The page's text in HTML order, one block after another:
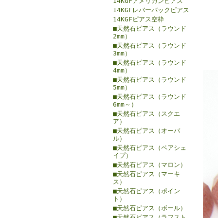
14KGFレバーバックピアス
14KGFピアス空枠
■天然石ピアス（ラウンド
2mm）
■天然石ピアス（ラウンド
3mm）
■天然石ピアス（ラウンド
4mm）
■天然石ピアス（ラウンド
5mm）
■天然石ピアス（ラウンド
6mm～）
■天然石ピアス（スクエ
ア）
■天然石ピアス（オーバ
ル）
■天然石ピアス（ペアシェ
イプ）
■天然石ピアス（マロン）
■天然石ピアス（マーキ
ス）
■天然石ピアス（ポイン
ト）
■天然石ピアス（ボール）